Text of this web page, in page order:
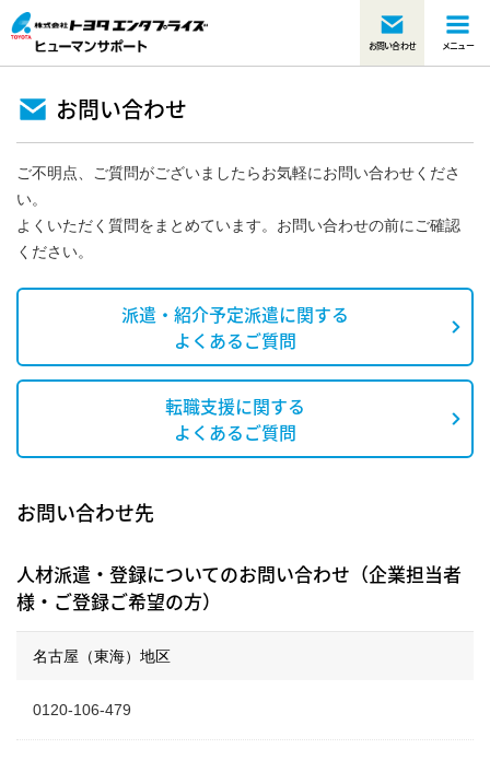
お問い合わせ メニュー
お問い合わせ
ご不明点、ご質問がございましたらお気軽にお問い合わせくださ
い。
よくいただく質問をまとめています。お問い合わせの前にご確認
ください。
派遣・紹介予定派遣に関する
よくあるご質問
転職支援に関する
よくあるご質問
お問い合わせ先
人材派遣・登録についてのお問い合わせ（企業担当者
様・ご登録ご希望の方）
名古屋（東海）地区
0120-106-479